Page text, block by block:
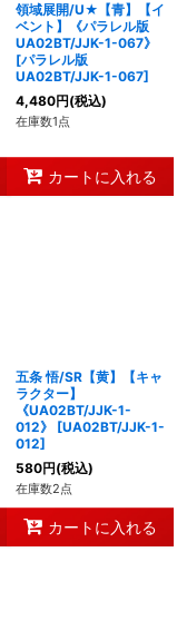
領域展開/U★【青】【イ
ベント】《パラレル版
UA02BT/JJK-1-067》
[パラレル版
UA02BT/JJK-1-067]
4,480円(税込)
在庫数1点
カートに入れる
五条 悟/SR【黄】【キャ
ラクター】
《UA02BT/JJK-1-
012》
[UA02BT/JJK-1-
012]
580円(税込)
在庫数2点
カートに入れる